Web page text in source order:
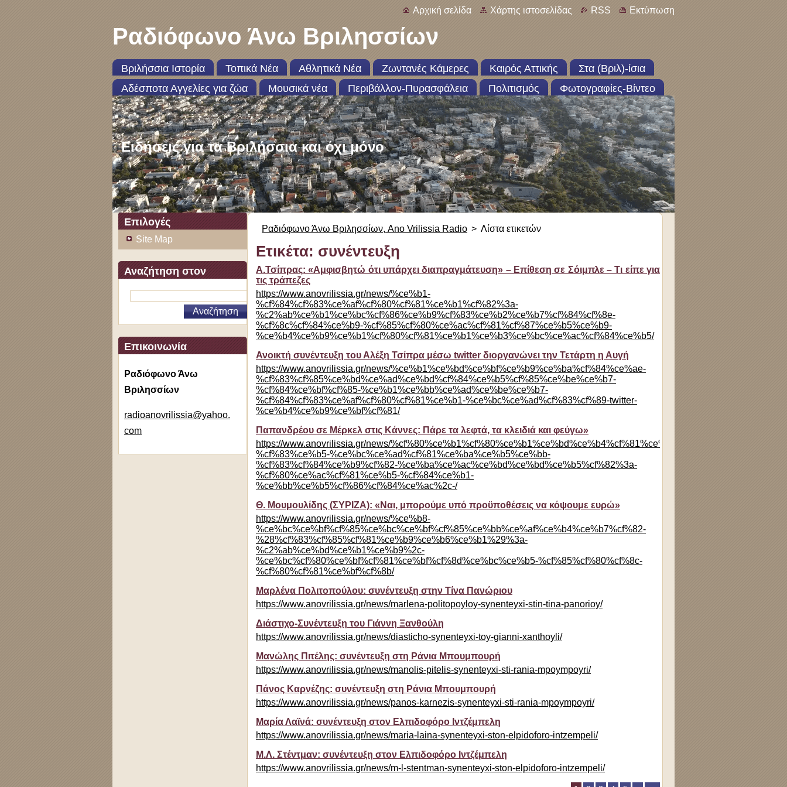
Αρχική σελίδα Χάρτης ιστοσελίδας RSS Εκτύπωση
Ραδιόφωνο Άνω Βριλησσίων
Βριλήσσια Ιστορία Τοπικά Νέα Αθλητικά Νέα Ζωντανές Κάμερες Καιρός Αττικής
Στα (Βριλ)-ίσια
Αδέσποτα Αγγελίες για ζώα
Μουσικά νέα Περιβάλλον-Πυρασφάλεια Πολιτισμός Φωτογραφίες-Βίντεο
Ειδήσεις για τα Βριλήσσια και όχι μόνο
Επιλογές
Site Map
Αναζήτηση στον
ιστότοπο
Επικοινωνία
Ραδιόφωνο Άνω
Βριλησσίων
radioanovrilissia@yahoo.
com
Ραδιόφωνο Άνω Βριλησσίων, Ano Vrilissia Radio > Λίστα ετικετών
Ετικέτα: συνέντευξη
Α.Τσίπρας: «Αμφισβητώ ότι υπάρχει διαπραγμάτευση» – Επίθεση σε Σόιμπλε – Τι είπε για
τις τράπεζες
https://www.anovrilissia.gr/news/%ce%b1-
%cf%84%cf%83%ce%af%cf%80%cf%81%ce%b1%cf%82%3a-
%c2%ab%ce%b1%ce%bc%cf%86%ce%b9%cf%83%ce%b2%ce%b7%cf%84%cf%8e-
%cf%8c%cf%84%ce%b9-%cf%85%cf%80%ce%ac%cf%81%cf%87%ce%b5%ce%b9-
%ce%b4%ce%b9%ce%b1%cf%80%cf%81%ce%b1%ce%b3%ce%bc%ce%ac%cf%84%ce%b5/
Ανοικτή συνέντευξη του Αλέξη Τσίπρα μέσω twitter διοργανώνει την Τετάρτη η Αυγή
https://www.anovrilissia.gr/news/%ce%b1%ce%bd%ce%bf%ce%b9%ce%ba%cf%84%ce%ae-
%cf%83%cf%85%ce%bd%ce%ad%ce%bd%cf%84%ce%b5%cf%85%ce%be%ce%b7-
%cf%84%ce%bf%cf%85-%ce%b1%ce%bb%ce%ad%ce%be%ce%b7-
%cf%84%cf%83%ce%af%cf%80%cf%81%ce%b1-%ce%bc%ce%ad%cf%83%cf%89-twitter-
%ce%b4%ce%b9%ce%bf%cf%81/
Παπανδρέου σε Μέρκελ στις Κάννες: Πάρε τα λεφτά, τα κλειδιά και φεύγω»
https://www.anovrilissia.gr/news/%cf%80%ce%b1%cf%80%ce%b1%ce%bd%ce%b4%cf%81%ce%ad%ce%bf%cf%85-
%cf%83%ce%b5-%ce%bc%ce%ad%cf%81%ce%ba%ce%b5%ce%bb-
%cf%83%cf%84%ce%b9%cf%82-%ce%ba%ce%ac%ce%bd%ce%bd%ce%b5%cf%82%3a-
%cf%80%ce%ac%cf%81%ce%b5-%cf%84%ce%b1-
%ce%bb%ce%b5%cf%86%cf%84%ce%ac%2c-/
Θ. Μουμουλίδης (ΣΥΡΙΖΑ): «Ναι, μπορούμε υπό προϋποθέσεις να κόψουμε ευρώ»
https://www.anovrilissia.gr/news/%ce%b8-
%ce%bc%ce%bf%cf%85%ce%bc%ce%bf%cf%85%ce%bb%ce%af%ce%b4%ce%b7%cf%82-
%28%cf%83%cf%85%cf%81%ce%b9%ce%b6%ce%b1%29%3a-
%c2%ab%ce%bd%ce%b1%ce%b9%2c-
%ce%bc%cf%80%ce%bf%cf%81%ce%bf%cf%8d%ce%bc%ce%b5-%cf%85%cf%80%cf%8c-
%cf%80%cf%81%ce%bf%cf%8b/
Μαρλένα Πολιτοπούλου: συνέντευξη στην Τίνα Πανώριου
https://www.anovrilissia.gr/news/marlena-politopoyloy-synenteyxi-stin-tina-panorioy/
Διάστιχο-Συνέντευξη του Γιάννη Ξανθούλη
https://www.anovrilissia.gr/news/diasticho-synenteyxi-toy-gianni-xanthoyli/
Μανώλης Πιτέλης: συνέντευξη στη Ράνια Μπουμπουρή
https://www.anovrilissia.gr/news/manolis-pitelis-synenteyxi-sti-rania-mpoympoyri/
Πάνος Καρνέζης: συνέντευξη στη Ράνια Μπουμπουρή
https://www.anovrilissia.gr/news/panos-karnezis-synenteyxi-sti-rania-mpoympoyri/
Μαρία Λαϊνά: συνέντευξη στον Ελπιδοφόρο Ιντζέμπελη
https://www.anovrilissia.gr/news/maria-laina-synenteyxi-ston-elpidoforo-intzempeli/
Μ.Λ. Στέντμαν: συνέντευξη στον Ελπιδοφόρο Ιντζέμπελη
https://www.anovrilissia.gr/news/m-l-stentman-synenteyxi-ston-elpidoforo-intzempeli/